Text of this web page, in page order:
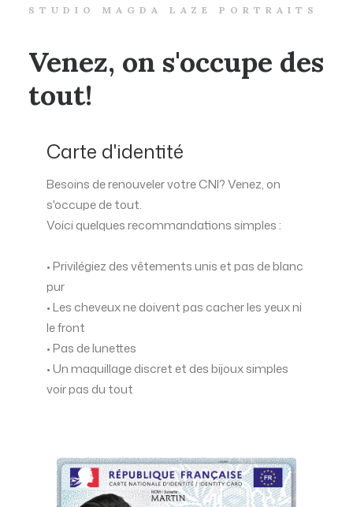
STUDIO MAGDA LAZE PORTRAITS
Venez, on s'occupe des
tout!
Carte d'identité
Besoins de renouveler votre CNI? Venez, on
s'occupe de tout.
Voici quelques recommandations simples :
• Privilégiez des vêtements unis et pas de blanc
pur
• Les cheveux ne doivent pas cacher les yeux ni
le front
• Pas de lunettes
• Un maquillage discret et des bijoux simples
voir pas du tout